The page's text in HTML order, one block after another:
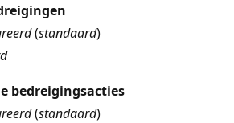
(standaard)
bedreigingsacties
(standaard)